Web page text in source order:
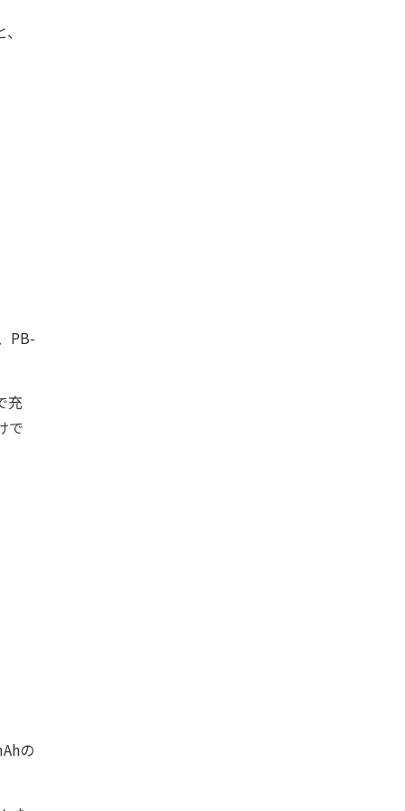
PB-
充
で
の